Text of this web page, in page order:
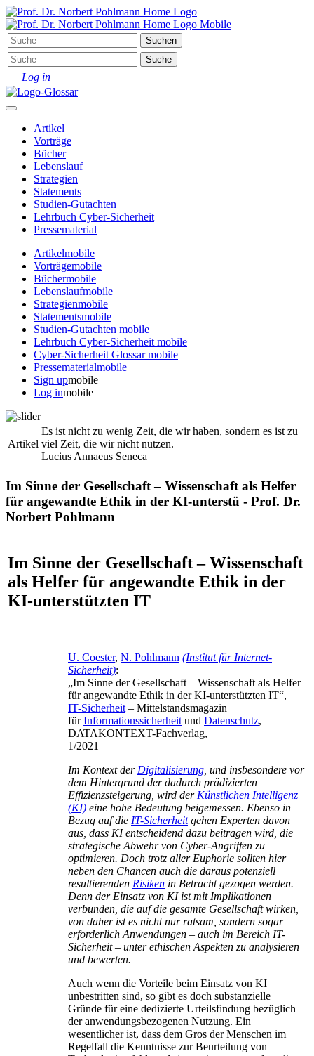
Log in
Artikel
Vorträge
Bücher
Lebenslauf
Strategien
Statements
Studien-Gutachten
Lehrbuch Cyber-Sicherheit
Pressematerial
Artikelmobile
Vorträgemobile
Büchermobile
Lebenslaufmobile
Strategienmobile
Statementsmobile
Studien-Gutachten mobile
Lehrbuch Cyber-Sicherheit mobile
Cyber-Sicherheit Glossarmobile
Pressematerialmobile
Sign upmobile
Log inmobile
Artikel
Es ist nicht zu wenig Zeit, die wir haben, sondern es ist zu
viel Zeit, die wir nicht nutzen.
Lucius Annaeus Seneca
Im Sinne der Gesellschaft – Wissenschaft als Helfer
für angewandte Ethik in der KI-unterstü - Prof. Dr.
Norbert Pohlmann
Im Sinne der Gesellschaft – Wissenschaft
als Helfer für angewandte Ethik in der
KI-unterstützten IT
U. Coester, N. Pohlmann (Institut für Internet-
Sicherheit):
„Im Sinne der Gesellschaft – Wissenschaft als Helfer
für angewandte Ethik in der KI-unterstützten IT“,
IT-Sicherheit– Mittelstandsmagazin
fürInformationssicherheitund Datenschutz,
DATAKONTEXT-Fachverlag,
1/2021
Im Kontext derDigitalisierung, und insbesondere vor
dem Hintergrund der dadurch prädizierten
Effizienzsteigerung, wird derKünstlichen Intelligenz
(KI) eine hohe Bedeutung beigemessen. Ebenso in
Bezug auf die IT-Sicherheitgehen Experten davon
aus, dass KI entscheidend dazu beitragen wird, die
strategische Abwehr von Cyber-Angriffen zu
optimieren. Doch trotz aller Euphorie sollten hier
neben den Chancen auch die daraus potenziell
resultierenden Risiken in Betracht gezogen werden.
Denn der Einsatz von KI ist mit Implikationen
verbunden, die auf die gesamte Gesellschaft wirken,
von daher ist es nicht nur ratsam, sondern sogar
erforderlich Anwendungen – auch im Bereich IT-
Sicherheit – unter ethischen Aspekten zu analysieren
und bewerten.
Auch wenn die Vorteile beim Einsatz von KI
unbestritten sind, so gibt es doch substanzielle
Gründe für eine dedizierte Urteilsfindung bezüglich
der anwendungsbezogenen Nutzung. Ein
wesentlicher ist, dass dem Gros der Menschen im
Regelfall die Kenntnisse zur Beurteilung von